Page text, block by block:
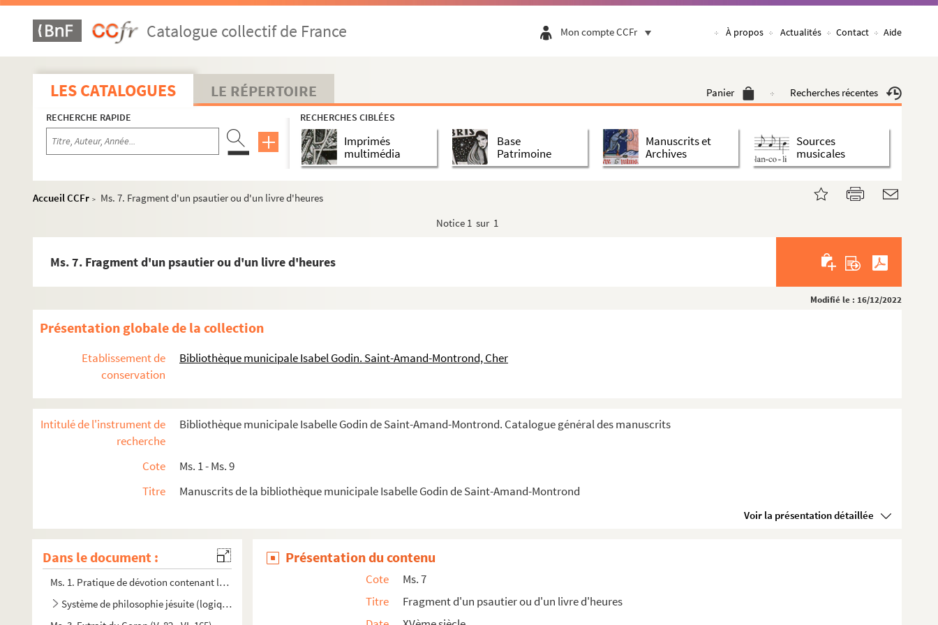
Catalogue collectif de France Mon compte CCFr À propos Actualités Contact Aide
LES CATALOGUES LE RÉPERTOIRE Panier Recherches récentes
RECHERCHE RAPIDE RECHERCHES CIBLÉES
Imprimés
multimédia
Base
Patrimoine
Manuscrits et
Archives
Sources
musicales
Accueil CCFr >
Ms. 7. Fragment d'un psautier ou d'un livre d'heures
Notice 1 sur 1
Ms. 7. Fragment d'un psautier ou d'un livre d'heures
Modifié le : 16/12/2022
Présentation globale de la collection
Etablissement de
conservation
Bibliothèque municipale Isabel Godin. Saint-Amand-Montrond, Cher
Intitulé de l'instrument de
recherche
Bibliothèque municipale Isabelle Godin de Saint-Amand-Montrond. Catalogue général des manuscrits
Cote
Ms. 1 - Ms. 9
Titre
Manuscrits de la bibliothèque municipale Isabelle Godin de Saint-Amand-Montrond
Voir la présentation détaillée
Dans le document :
Ms. 1. Pratique de dévotion contenant la manière de se préparer aux principales festes de l'anné (sic), ave...
Système de philosophie jésuite (logique, morale, métaphysique, physique)
Présentation du contenu
Cote
Ms. 7
Titre
Fragment d'un psautier ou d'un livre d'heures